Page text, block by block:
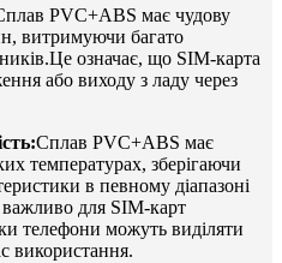
PVC+ABS має чудову
витримуючи багато
означає, що SIM-карта
або виходу з ладу через
Сплав PVC+ABS має
температурах, зберігаючи
в певному діапазоні
для SIM-карт
телефони можуть виділяти
використання.